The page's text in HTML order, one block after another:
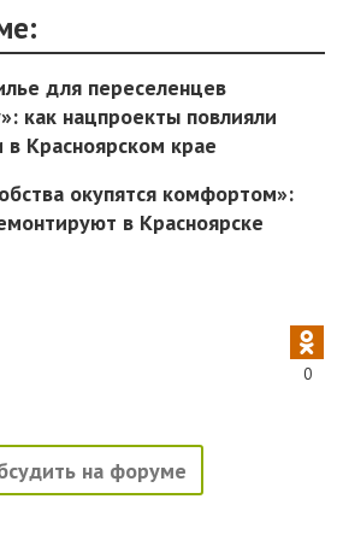
для переселенцев
как нацпроекты повлияли
в Красноярском крае
окупятся комфортом»:
в Красноярске
0
на форуме